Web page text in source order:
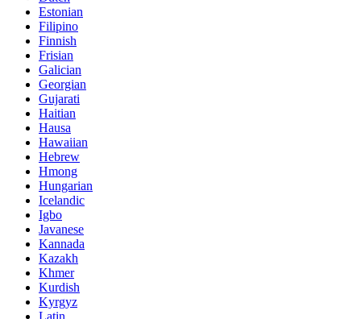
Estonian
Filipino
Finnish
Frisian
Galician
Georgian
Gujarati
Haitian
Hausa
Hawaiian
Hebrew
Hmong
Hungarian
Icelandic
Igbo
Javanese
Kannada
Kazakh
Khmer
Kurdish
Kyrgyz
Latin